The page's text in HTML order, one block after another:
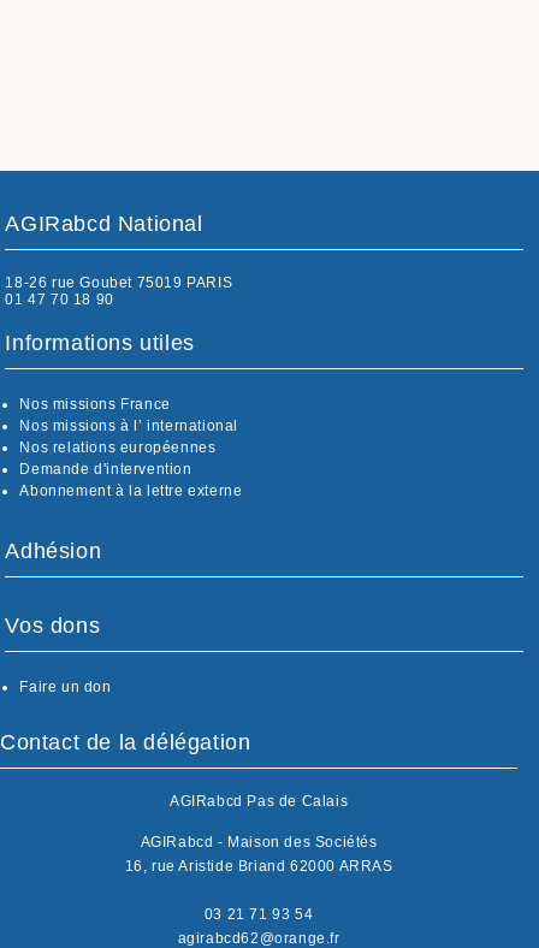
AGIRabcd National
18-26 rue Goubet 75019 PARIS
01 47 70 18 90
Informations utiles
Nos missions France
Nos missions à l’ international
Nos relations européennes
Demande d'intervention
Abonnement à la lettre externe
Adhésion
Vos dons
Faire un don
Contact de la délégation
AGIRabcd Pas de Calais
AGIRabcd - Maison des Sociétés
16, rue Aristide Briand 62000 ARRAS
03 21 71 93 54
agirabcd62@orange.fr